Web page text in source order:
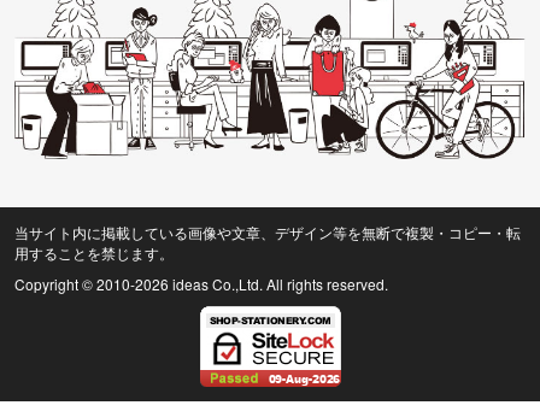
当サイト内に掲載している画像や文章、デザイン等を無断で複製・コピー・転
用することを禁じます。
Copyright © 2010-2026 ideas Co.,Ltd. All rights reserved.